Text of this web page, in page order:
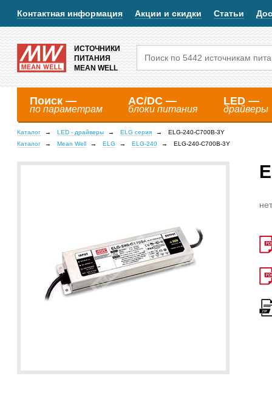
Контактная информация Акции и скидки Статьи
ИСТОЧНИКИ
ПИТАНИЯ
MEAN WELL
Поиск —
по параметрам
AC/DC —
блоки питания
LED —
драйверы
Каталог LED - драйверы ELG серия
ELG-240-C700B-3Y
Каталог
Mean Well ELG ELG-240 ELG-240-C700B-3Y